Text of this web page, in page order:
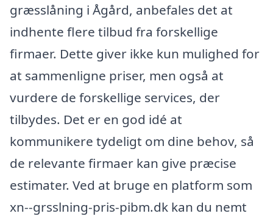
græsslåning i Ågård, anbefales det at
indhente flere tilbud fra forskellige
firmaer. Dette giver ikke kun mulighed for
at sammenligne priser, men også at
vurdere de forskellige services, der
tilbydes. Det er en god idé at
kommunikere tydeligt om dine behov, så
de relevante firmaer kan give præcise
estimater. Ved at bruge en platform som
xn--grsslning-pris-pibm.dk kan du nemt